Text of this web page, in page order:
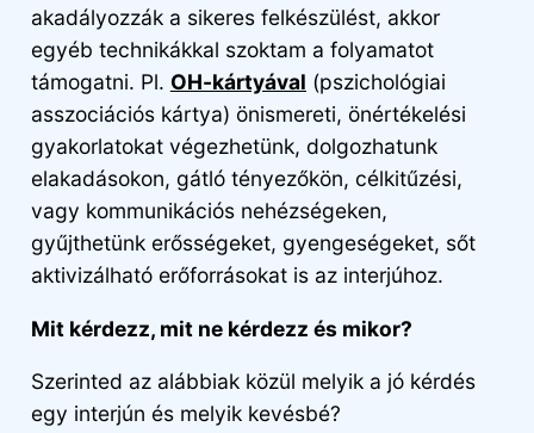
akadályozzák a sikeres felkészülést, akkor
egyéb technikákkal szoktam a folyamatot
támogatni. Pl. OH-kártyával (pszichológiai
asszociációs kártya) önismereti, önértékelési
gyakorlatokat végezhetünk, dolgozhatunk
elakadásokon, gátló tényezőkön, célkitűzési,
vagy kommunikációs nehézségeken,
gyűjthetünk erősségeket, gyengeségeket, sőt
aktivizálható erőforrásokat is az interjúhoz.
Mit kérdezz, mit ne kérdezz és mikor?
Szerinted az alábbiak közül melyik a jó kérdés
egy interjún és melyik kevésbé?